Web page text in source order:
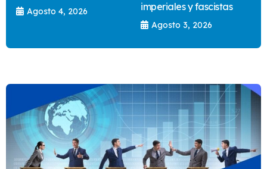
Agosto 4, 2026
imperiales y fascistas
Agosto 3, 2026